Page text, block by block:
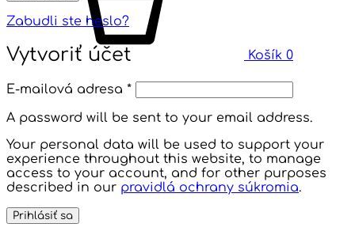
Košík 0
Zabudli ste heslo?
Vytvoriť účet
E-mailová adresa *
A password will be sent to your email address.
Your personal data will be used to support your
experience throughout this website, to manage
access to your account, and for other purposes
described in our pravidlá ochrany súkromia.
Prihlásiť sa